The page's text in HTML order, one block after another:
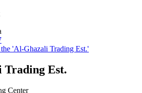
'Al-Ghazali Trading Est.'
Trading Est.
Center